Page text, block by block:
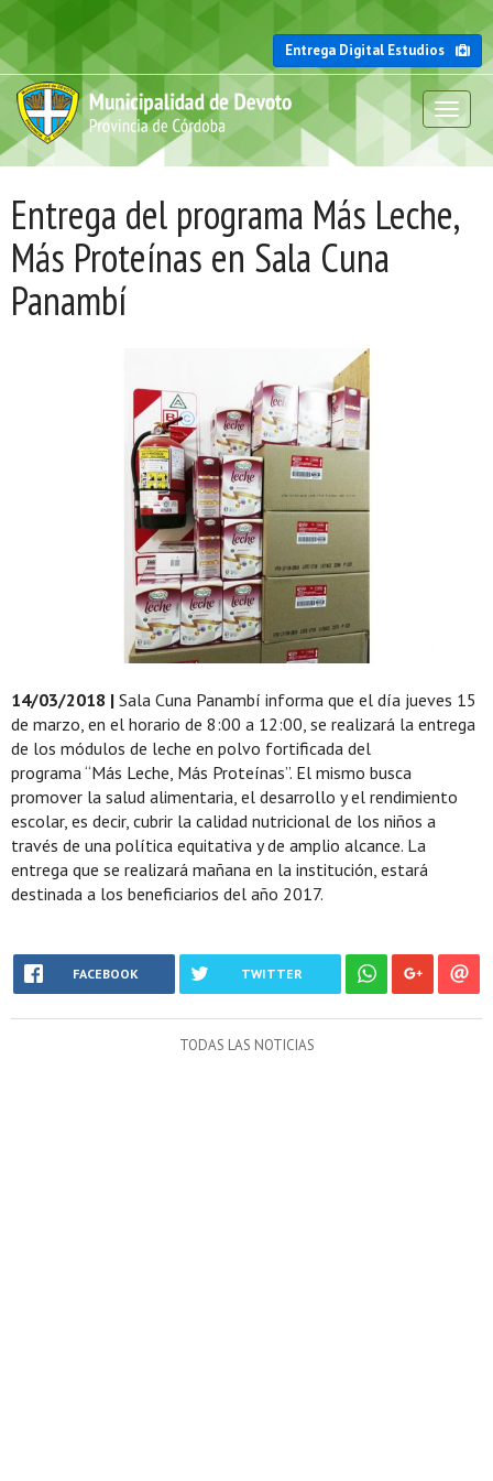
Entrega Digital Estudios
Entrega del programa Más Leche,
Más Proteínas en Sala Cuna
Panambí
14/03/2018 | Sala Cuna Panambí informa que el día jueves 15
de marzo, en el horario de 8:00 a 12:00, se realizará la entrega
de los módulos de leche en polvo fortificada del
programa “Más Leche, Más Proteínas”. El mismo busca
promover la salud alimentaria, el desarrollo y el rendimiento
escolar, es decir, cubrir la calidad nutricional de los niños a
través de una política equitativa y de amplio alcance. La
entrega que se realizará mañana en la institución, estará
destinada a los beneficiarios del año 2017.
FACEBOOK TWITTER
TODAS LAS NOTICIAS